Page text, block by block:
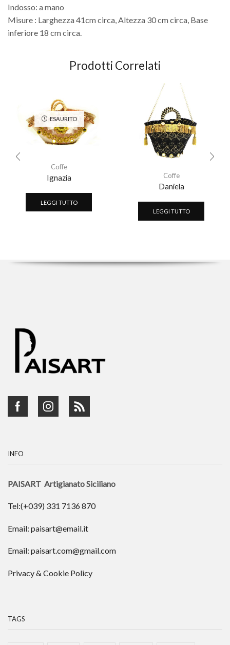
Indosso: a mano
Misure : Larghezza 41cm circa, Altezza 30 cm circa, Base
inferiore 18 cm circa.
Prodotti Correlati
ESAURITO
Coffe
Ignazia
LEGGI TUTTO
Coffe
Daniela
LEGGI TUTTO
FacebookInstagram
Rss
INFO
PAISART Artigianato Siciliano
Tel:(+039) 331 7136 870
Email: paisart@email.it
Email: paisart.com@gmail.com
Privacy & Cookie Policy
TAGS